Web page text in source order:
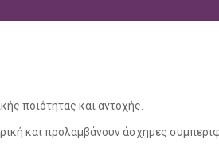
ποιότητας και αντοχής.
και προλαμβάνουν άσχημες